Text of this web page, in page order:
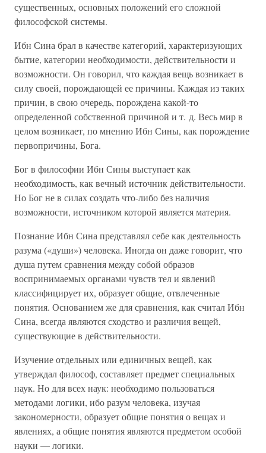
существенных, основных положений его сложной
философской системы.
Ибн Сина брал в качестве категорий, характеризующих
бытие, категории необходимости, действительности и
возможности. Он говорил, что каждая вещь возникает в
силу своей, порождающей ее причины. Каждая из таких
причин, в свою очередь, порождена какой-то
определенной собственной причиной и т. д. Весь мир в
целом возникает, по мнению Ибн Сины, как порождение
первопричины, Бога.
Бог в философии Ибн Сины выступает как
необходимость, как вечный источник действительности.
Но Бог не в силах создать что-либо без наличия
возможности, источником которой является материя.
Познание Ибн Сина представлял себе как деятельность
разума («души») человека. Иногда он даже говорит, что
душа путем сравнения между собой образов
воспринимаемых органами чувств тел и явлений
классифицирует их, образует общие, отвлеченные
понятия. Основанием же для сравнения, как считал Ибн
Сина, всегда являются сходство и различия вещей,
существующие в действительности.
Изучение отдельных или единичных вещей, как
утверждал философ, составляет предмет специальных
наук. Но для всех наук: необходимо пользоваться
методами логики, ибо разум человека, изучая
закономерности, образует общие понятия о вещах и
явлениях, а общие понятия являются предметом особой
науки — логики.